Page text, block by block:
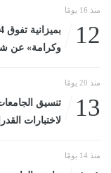
منذ 16 يومًا
12
وكرامة» عن شهر...
منذ 20 يومًا
13
لاختبارات
منذ 14 يومًا